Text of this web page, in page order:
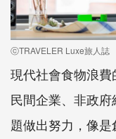
ⓒTRAVELER Luxe旅人誌
現代社會食物浪
民間企業、非政
題做出努力，像